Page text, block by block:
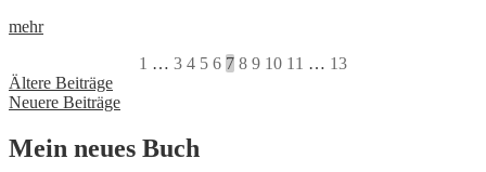
mehr
1 … 3 4 5 6 7 8 9 10 11 … 13
Beitragsnavigation
Ältere Beiträge
Neuere Beiträge
Mein neues Buch